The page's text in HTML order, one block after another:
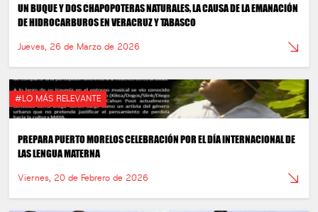
UN BUQUE Y DOS CHAPOPOTERAS NATURALES, LA CAUSA DE LA EMANACIÓN
DE HIDROCARBUROS EN VERACRUZ Y TABASCO
Jueves, 26 de Marzo de 2026
#LO MÁS RELEVANTE
PREPARA PUERTO MORELOS CELEBRACIÓN POR EL DÍA INTERNACIONAL DE
LAS LENGUA MATERNA
Viernes, 20 de Febrero de 2026